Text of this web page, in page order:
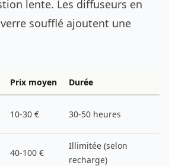
lente. Les diffuseurs en
soufflé ajoutent une
Prix moyen Durée
10-30 € 30-50 heures
40-100 €
Illimitée (selon
recharge)